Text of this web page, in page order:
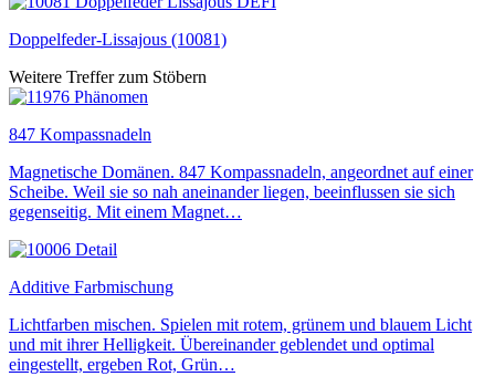
Doppelfeder-Lissajous (10081)
Weitere Treffer zum Stöbern
847 Kompassnadeln
Magnetische Domänen. 847 Kompassnadeln, angeordnet auf einer
Scheibe. Weil sie so nah aneinander liegen, beeinflussen sie sich
gegenseitig. Mit einem Magnet…
Additive Farbmischung
Lichtfarben mischen. Spielen mit rotem, grünem und blauem Licht
und mit ihrer Helligkeit. Übereinander geblendet und optimal
eingestellt, ergeben Rot, Grün…